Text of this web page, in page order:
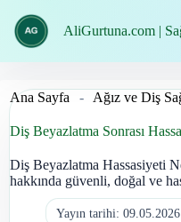
geç
AliGurtuna.com |
Ana Sayfa - Ağız ve Diş
Diş Beyazlatma Sonrası
Diş Beyazlatma Hassasiyeti
hakkında güvenli, doğal ve
Yayın tarihi: